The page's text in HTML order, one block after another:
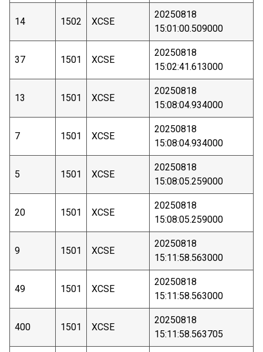
14 1502 XCSE
20250818
15:01:00.509000
37 1501 XCSE
20250818
15:02:41.613000
13 1501 XCSE
20250818
15:08:04.934000
7 1501 XCSE
20250818
15:08:04.934000
5 1501 XCSE
20250818
15:08:05.259000
20 1501 XCSE
20250818
15:08:05.259000
9 1501 XCSE
20250818
15:11:58.563000
49 1501 XCSE
20250818
15:11:58.563000
400 1501 XCSE
20250818
15:11:58.563705